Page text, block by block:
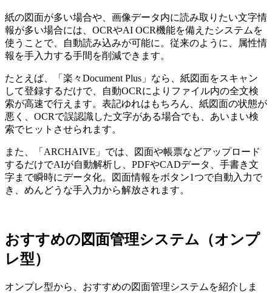
紙の図面が多い場合や、画像データ内に読み取りたい文字情
報が多い場合には、OCRやAI OCR機能を備えたシステムを
使うことで、自動読み込みが可能に。従来のように、属性情
報を手入力する手間を削減できます。
たとえば、「楽々Document Plus」なら、紙図面をスキャン
して登録するだけで、自動OCRによりファイル内の全文検
索が高速で行えます。表記ゆれはもちろん、紙図面の状態が
悪く、OCRで誤認識した文字がある場合でも、あいまい検
索でヒットさせられます。
また、「ARCHAIVE」では、図面や帳票などアップロード
するだけでAIが自動解析し、PDFやCADデータ、手書き文
字まで瞬時にデータ化。図面情報をボタン1つで自動入力で
き、めんどうな手入力から解放されます。
おすすめの図面管理システム（オンプ
レ型）
オンプレ型から、おすすめの図面管理システムを紹介しま